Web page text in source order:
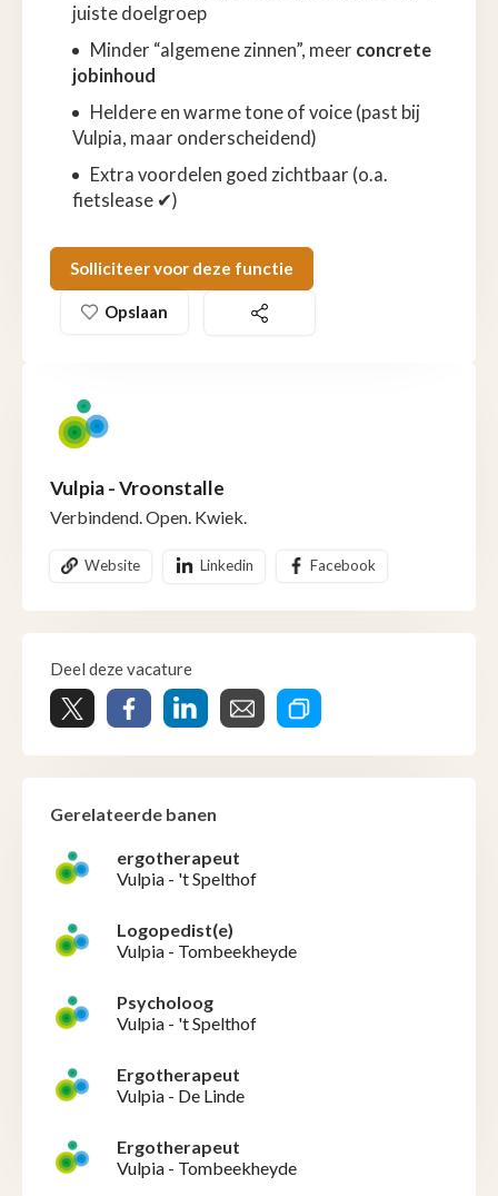
juiste doelgroep
Minder “algemene zinnen”, meer concrete
jobinhoud
Heldere en warme tone of voice (past bij
Vulpia, maar onderscheidend)
Extra voordelen goed zichtbaar (o.a.
fietslease ✔)
Solliciteer voor deze functie
Opslaan
Vulpia - Vroonstalle
Verbindend. Open. Kwiek.
Website Linkedin Facebook
Deel deze vacature
Gerelateerde banen
ergotherapeut
Vulpia - 't Spelthof
Logopedist(e)
Vulpia - Tombeekheyde
Psycholoog
Vulpia - 't Spelthof
Ergotherapeut
Vulpia - De Linde
Ergotherapeut
Vulpia - Tombeekheyde